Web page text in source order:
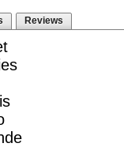
Reviews